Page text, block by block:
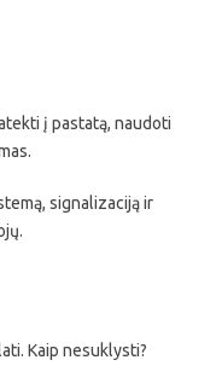
į pastatą, naudoti
signalizaciją ir
Kaip nesuklysti?